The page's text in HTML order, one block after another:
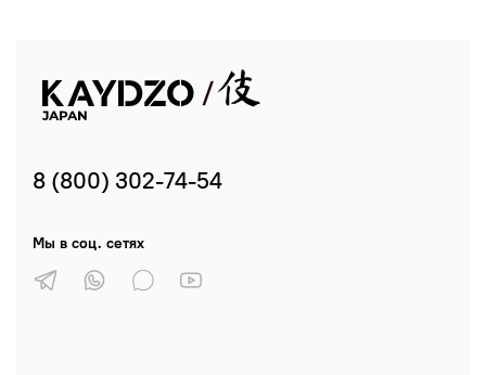
8 (800) 302-74-54
Мы в соц. сетях